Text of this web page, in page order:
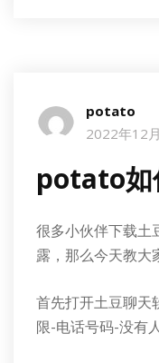
potato
2022年12
potato如
很多小伙伴下载土
露，那么今天教大
首先打开土豆聊天
限-电话号码-没有人